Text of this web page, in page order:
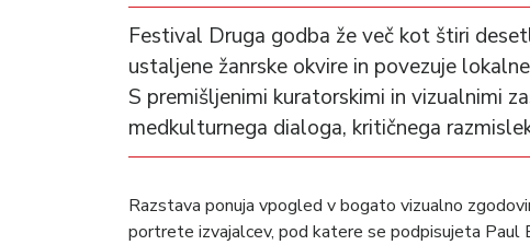
Festival Druga godba že več kot štiri
ustaljene žanrske okvire in povezuje
S premišljenimi kuratorskimi in vizualnimi
medkulturnega dialoga, kritičnega
Razstava ponuja vpogled v bogato vizualno
portrete izvajalcev, pod katere se podpisujeta Paul